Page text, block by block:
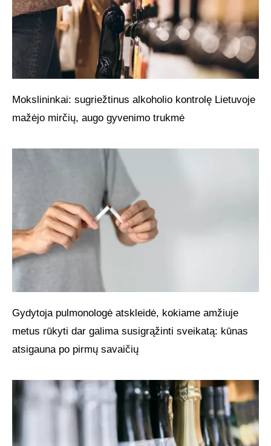
Mokslininkai: sugriežtinus alkoholio kontrolę Lietuvoje
mažėjo mirčių, augo gyvenimo trukmė
Gydytoja pulmonologė atskleidė, kokiame amžiuje
metus rūkyti dar galima susigrąžinti sveikatą: kūnas
atsigauna po pirmų savaičių